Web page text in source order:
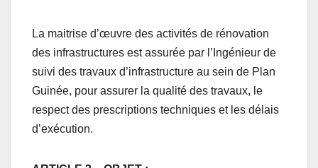
La maitrise d’œuvre des activités de rénovation
des infrastructures est assurée par l’Ingénieur de
suivi des travaux d’infrastructure au sein de Plan
Guinée, pour assurer la qualité des travaux, le
respect des prescriptions techniques et les délais
d’exécution.